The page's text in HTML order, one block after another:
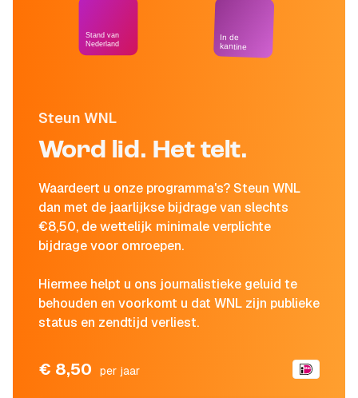
Steun WNL
Word lid. Het telt.
Waardeert u onze programma's? Steun WNL
dan met de jaarlijkse bijdrage van slechts
€8,50, de wettelijk minimale verplichte
bijdrage voor omroepen.
Hiermee helpt u ons journalistieke geluid te
behouden en voorkomt u dat WNL zijn publieke
status en zendtijd verliest.
€ 8,50 per jaar
Stand van
Nederland
In de
kantine